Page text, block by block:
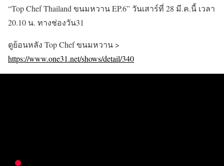
“Top Chef Thailand ขนมหวาน EP.6” วันเสาร์ที่ 28 มี.ค.นี้ เวลา
20.10 น. ทางช่องวัน31
ดูย้อนหลัง Top Chef ขนมหวาน >
https://www.one31.net/shows/detail/340